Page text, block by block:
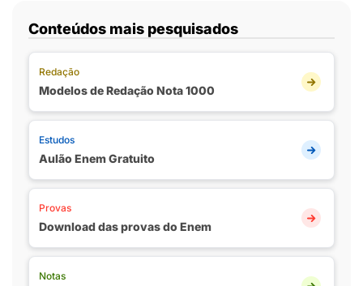
Conteúdos mais pesquisados
Redação
Modelos de Redação Nota 1000
Estudos
Aulão Enem Gratuito
Provas
Download das provas do Enem
Notas